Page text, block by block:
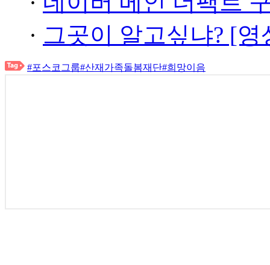
· 그곳이 알고싶냐? [
#포스코그룹#산재가족돌봄재단#희망이음